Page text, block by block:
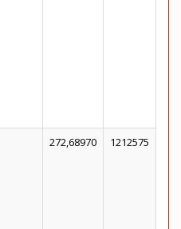
272,68970 1212575